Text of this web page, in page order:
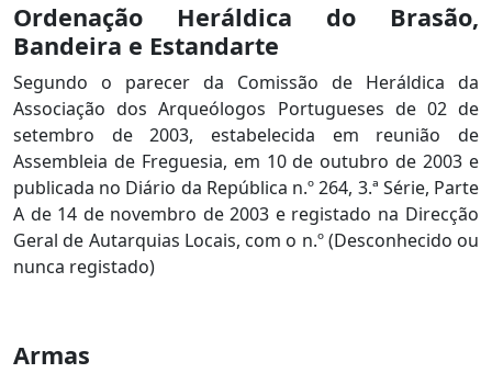
Ordenação Heráldica do Brasão,
Bandeira e Estandarte
Segundo o parecer da Comissão de Heráldica da
Associação dos Arqueólogos Portugueses de 02 de
setembro de 2003, estabelecida em reunião de
Assembleia de Freguesia, em 10 de outubro de 2003 e
publicada no Diário da República n.º 264, 3.ª Série, Parte
A de 14 de novembro de 2003 e registado na Direcção
Geral de Autarquias Locais, com o n.º (Desconhecido ou
nunca registado)
Armas